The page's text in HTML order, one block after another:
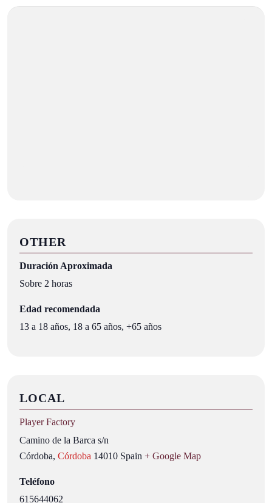
LOCAL
Player Factory
Camino de la Barca s/n
Córdoba, Córdoba 14010 Spain + Google Map
Teléfono
615644062
OTHER
Duración Aproximada
Sobre 2 horas
Edad recomendada
13 a 18 años, 18 a 65 años, +65 años